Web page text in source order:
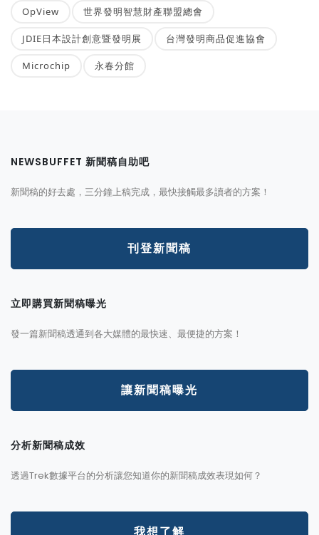
OpView 世界發明智慧財產聯盟總會
JDIE日本設計創意暨發明展 台灣發明商品促進協會
Microchip 永春分館
NEWSBUFFET 新聞稿自助吧
新聞稿的好去處，三分鐘上稿完成，最快接觸最多讀者的方案！
刊登新聞稿
立即購買新聞稿曝光
發一篇新聞稿透通到各大媒體的最快速、最便捷的方案！
讓新聞稿曝光
分析新聞稿成效
透過Trek數據平台的分析讓您知道你的新聞稿成效表現如何？